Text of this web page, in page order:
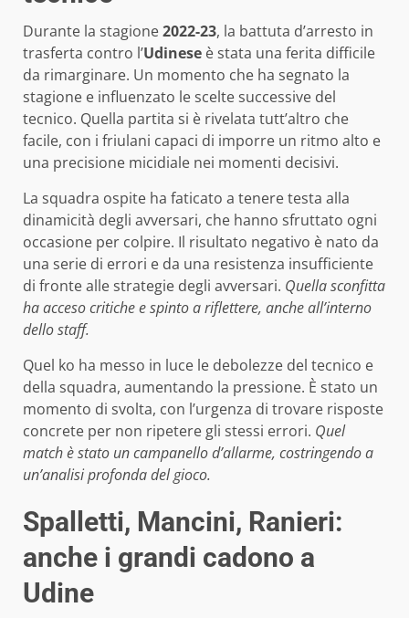
Durante la stagione2022-23, la battuta d’arresto in
trasferta contro l’Udinese è stata una ferita difficile
da rimarginare. Un momento che ha segnato la
stagione e influenzato le scelte successive del
tecnico. Quella partita si è rivelata tutt’altro che
facile, con i friulani capaci di imporre un ritmo alto e
una precisione micidiale nei momenti decisivi.
La squadra ospite ha faticato a tenere testa alla
dinamicità degli avversari, che hanno sfruttato ogni
occasione per colpire. Il risultato negativo è nato da
una serie di errori e da una resistenza insufficiente
di fronte alle strategie degli avversari. Quella sconfitta
ha acceso critiche e spinto a riflettere, anche all’interno
dello staff.
Quel ko ha messo in luce le debolezze del tecnico e
della squadra, aumentando la pressione. È stato un
momento di svolta, con l’urgenza di trovare risposte
concrete per non ripetere gli stessi errori. Quel
match è stato un campanello d’allarme, costringendo a
un’analisi profonda del gioco.
Spalletti, Mancini, Ranieri:
anche i grandi cadono a
Udine